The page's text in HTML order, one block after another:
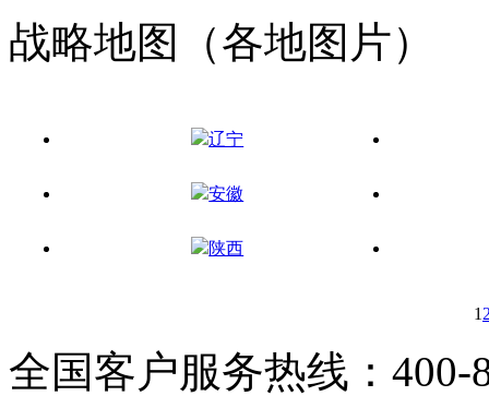
战略地图（各地图片）
辽宁
安徽
陕西
1
全国客户服务热线：400-